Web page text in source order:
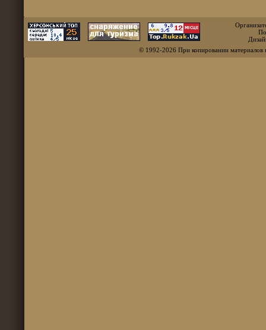
© 1992-2026 При копировании материалов